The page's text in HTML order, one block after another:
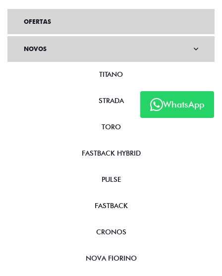
WhatsApp
OFERTAS
NOVOS
TITANO
STRADA
TORO
FASTBACK HYBRID
PULSE
FASTBACK
CRONOS
NOVA FIORINO